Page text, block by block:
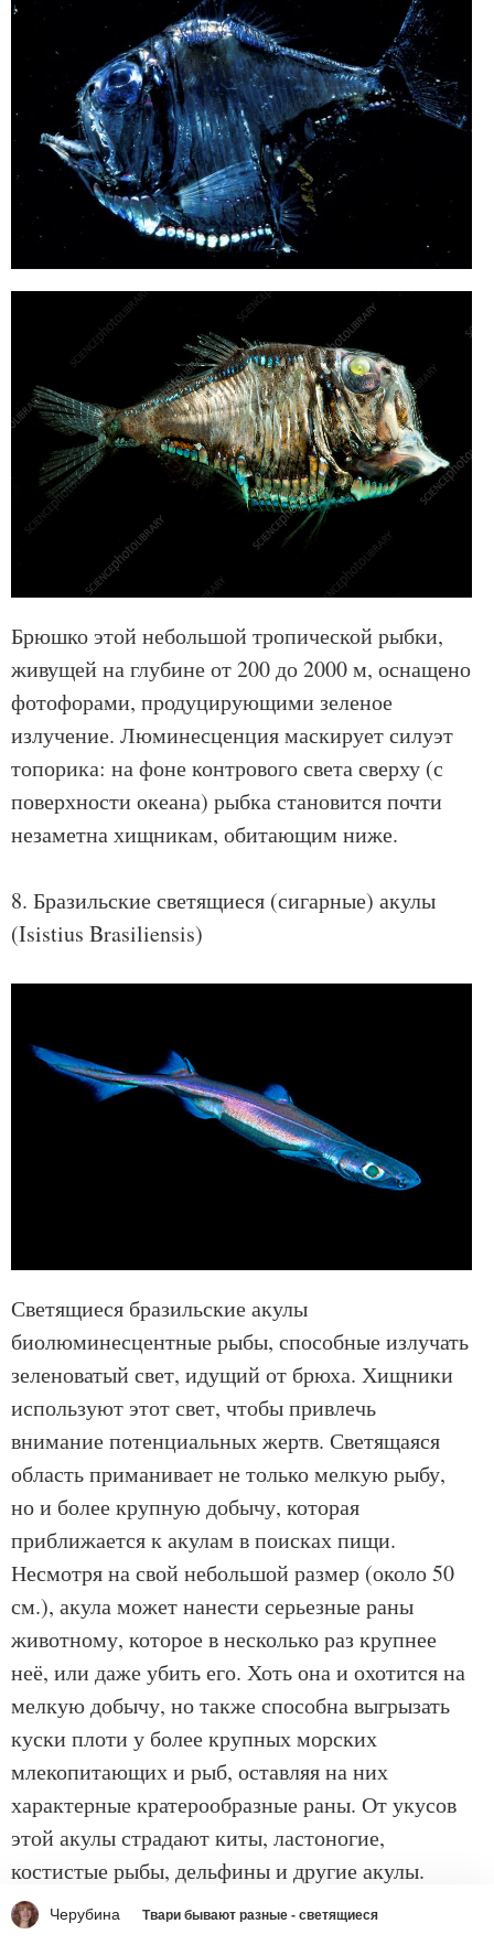
Брюшко этой небольшой тропической рыбки,
живущей на глубине от 200 до 2000 м, оснащено
фотофорами, продуцирующими зеленое
излучение. Люминесценция маскирует силуэт
топорика: на фоне контрового света сверху (с
поверхности океана) рыбка становится почти
незаметна хищникам, обитающим ниже.
8. Бразильские светящиеся (сигарные) акулы
(Isistius Brasiliensis)
Светящиеся бразильские акулы
биолюминесцентные рыбы, способные излучать
зеленоватый свет, идущий от брюха. Хищники
используют этот свет, чтобы привлечь
внимание потенциальных жертв. Светящаяся
область приманивает не только мелкую рыбу,
но и более крупную добычу, которая
приближается к акулам в поисках пищи.
Несмотря на свой небольшой размер (около 50
см.), акула может нанести серьезные раны
животному, которое в несколько раз крупнее
неё, или даже убить его. Хоть она и охотится на
мелкую добычу, но также способна выгрызать
куски плоти у более крупных морских
млекопитающих и рыб, оставляя на них
характерные кратерообразные раны. От укусов
этой акулы страдают киты, ластоногие,
костистые рыбы, дельфины и другие акулы.
9. Светящиеся анчоусы, или миктофовые
Черубина Твари бывают разные - светящиеся